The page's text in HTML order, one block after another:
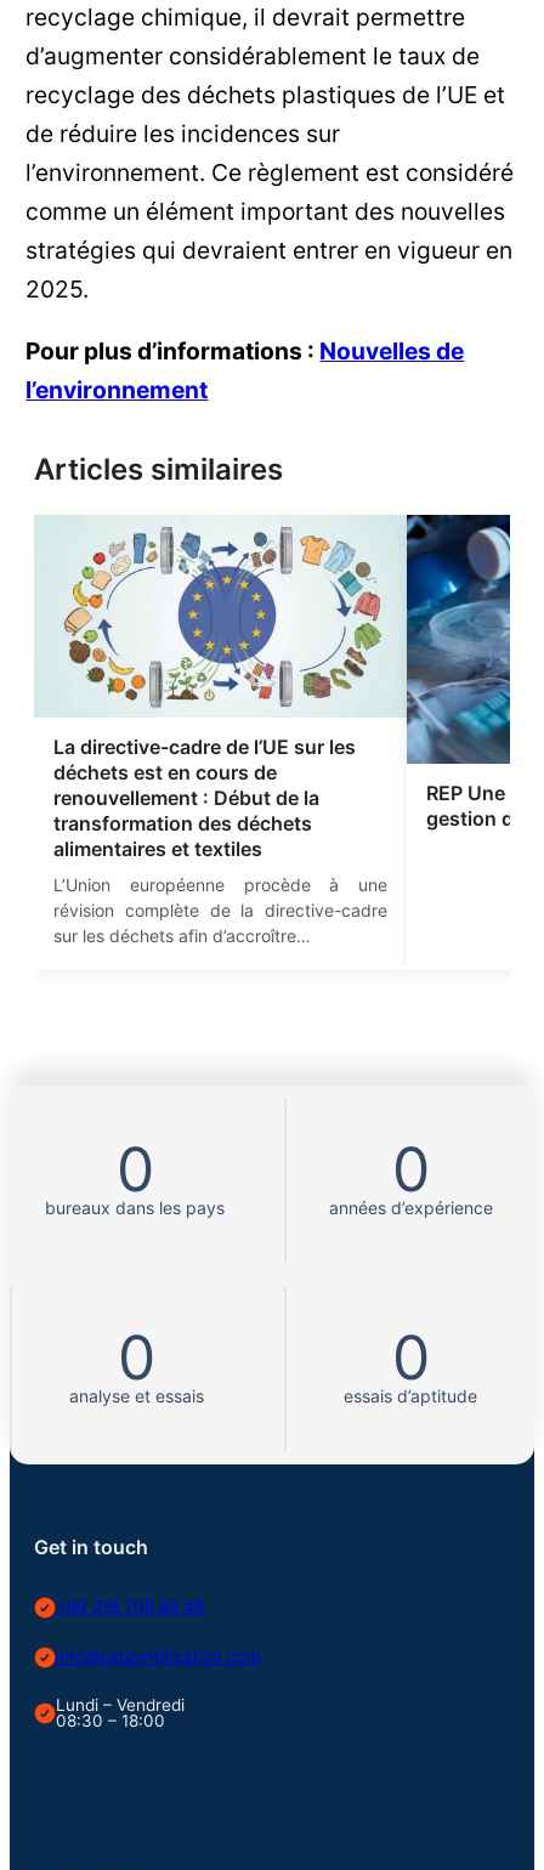
recyclage chimique, il devrait permettre
d’augmenter considérablement le taux de
recyclage des déchets plastiques de l’UE et
de réduire les incidences sur
l’environnement. Ce règlement est considéré
comme un élément important des nouvelles
stratégies qui devraient entrer en vigueur en
2025.
Pour plus d’informations : Nouvelles de
l’environnement
Articles similaires
La directive-cadre de l’UE sur les
déchets est en cours de
renouvellement : Début de la
transformation des déchets
alimentaires et textiles
L’Union européenne procède à une
révision complète de la directive-cadre
sur les déchets afin d’accroître…
REP Une
gestion des
0
bureaux dans les pays
0
années d’expérience
0
analyse et essais
0
essais d’aptitude
Get in touch
+90 216 706 95 46
info@usbcertification.com
Lundi – Vendredi
08:30 – 18:00